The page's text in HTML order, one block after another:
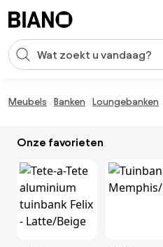
Zoekopdracht invoeren
Meubels Banken Loungebanken
Onze favorieten